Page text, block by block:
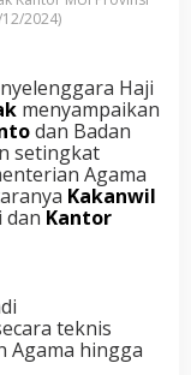
2024)
Haji
menyampaikan
dan Badan
setingkat
Agama
Kakanwil
danKantor
teknis
Agama hingga